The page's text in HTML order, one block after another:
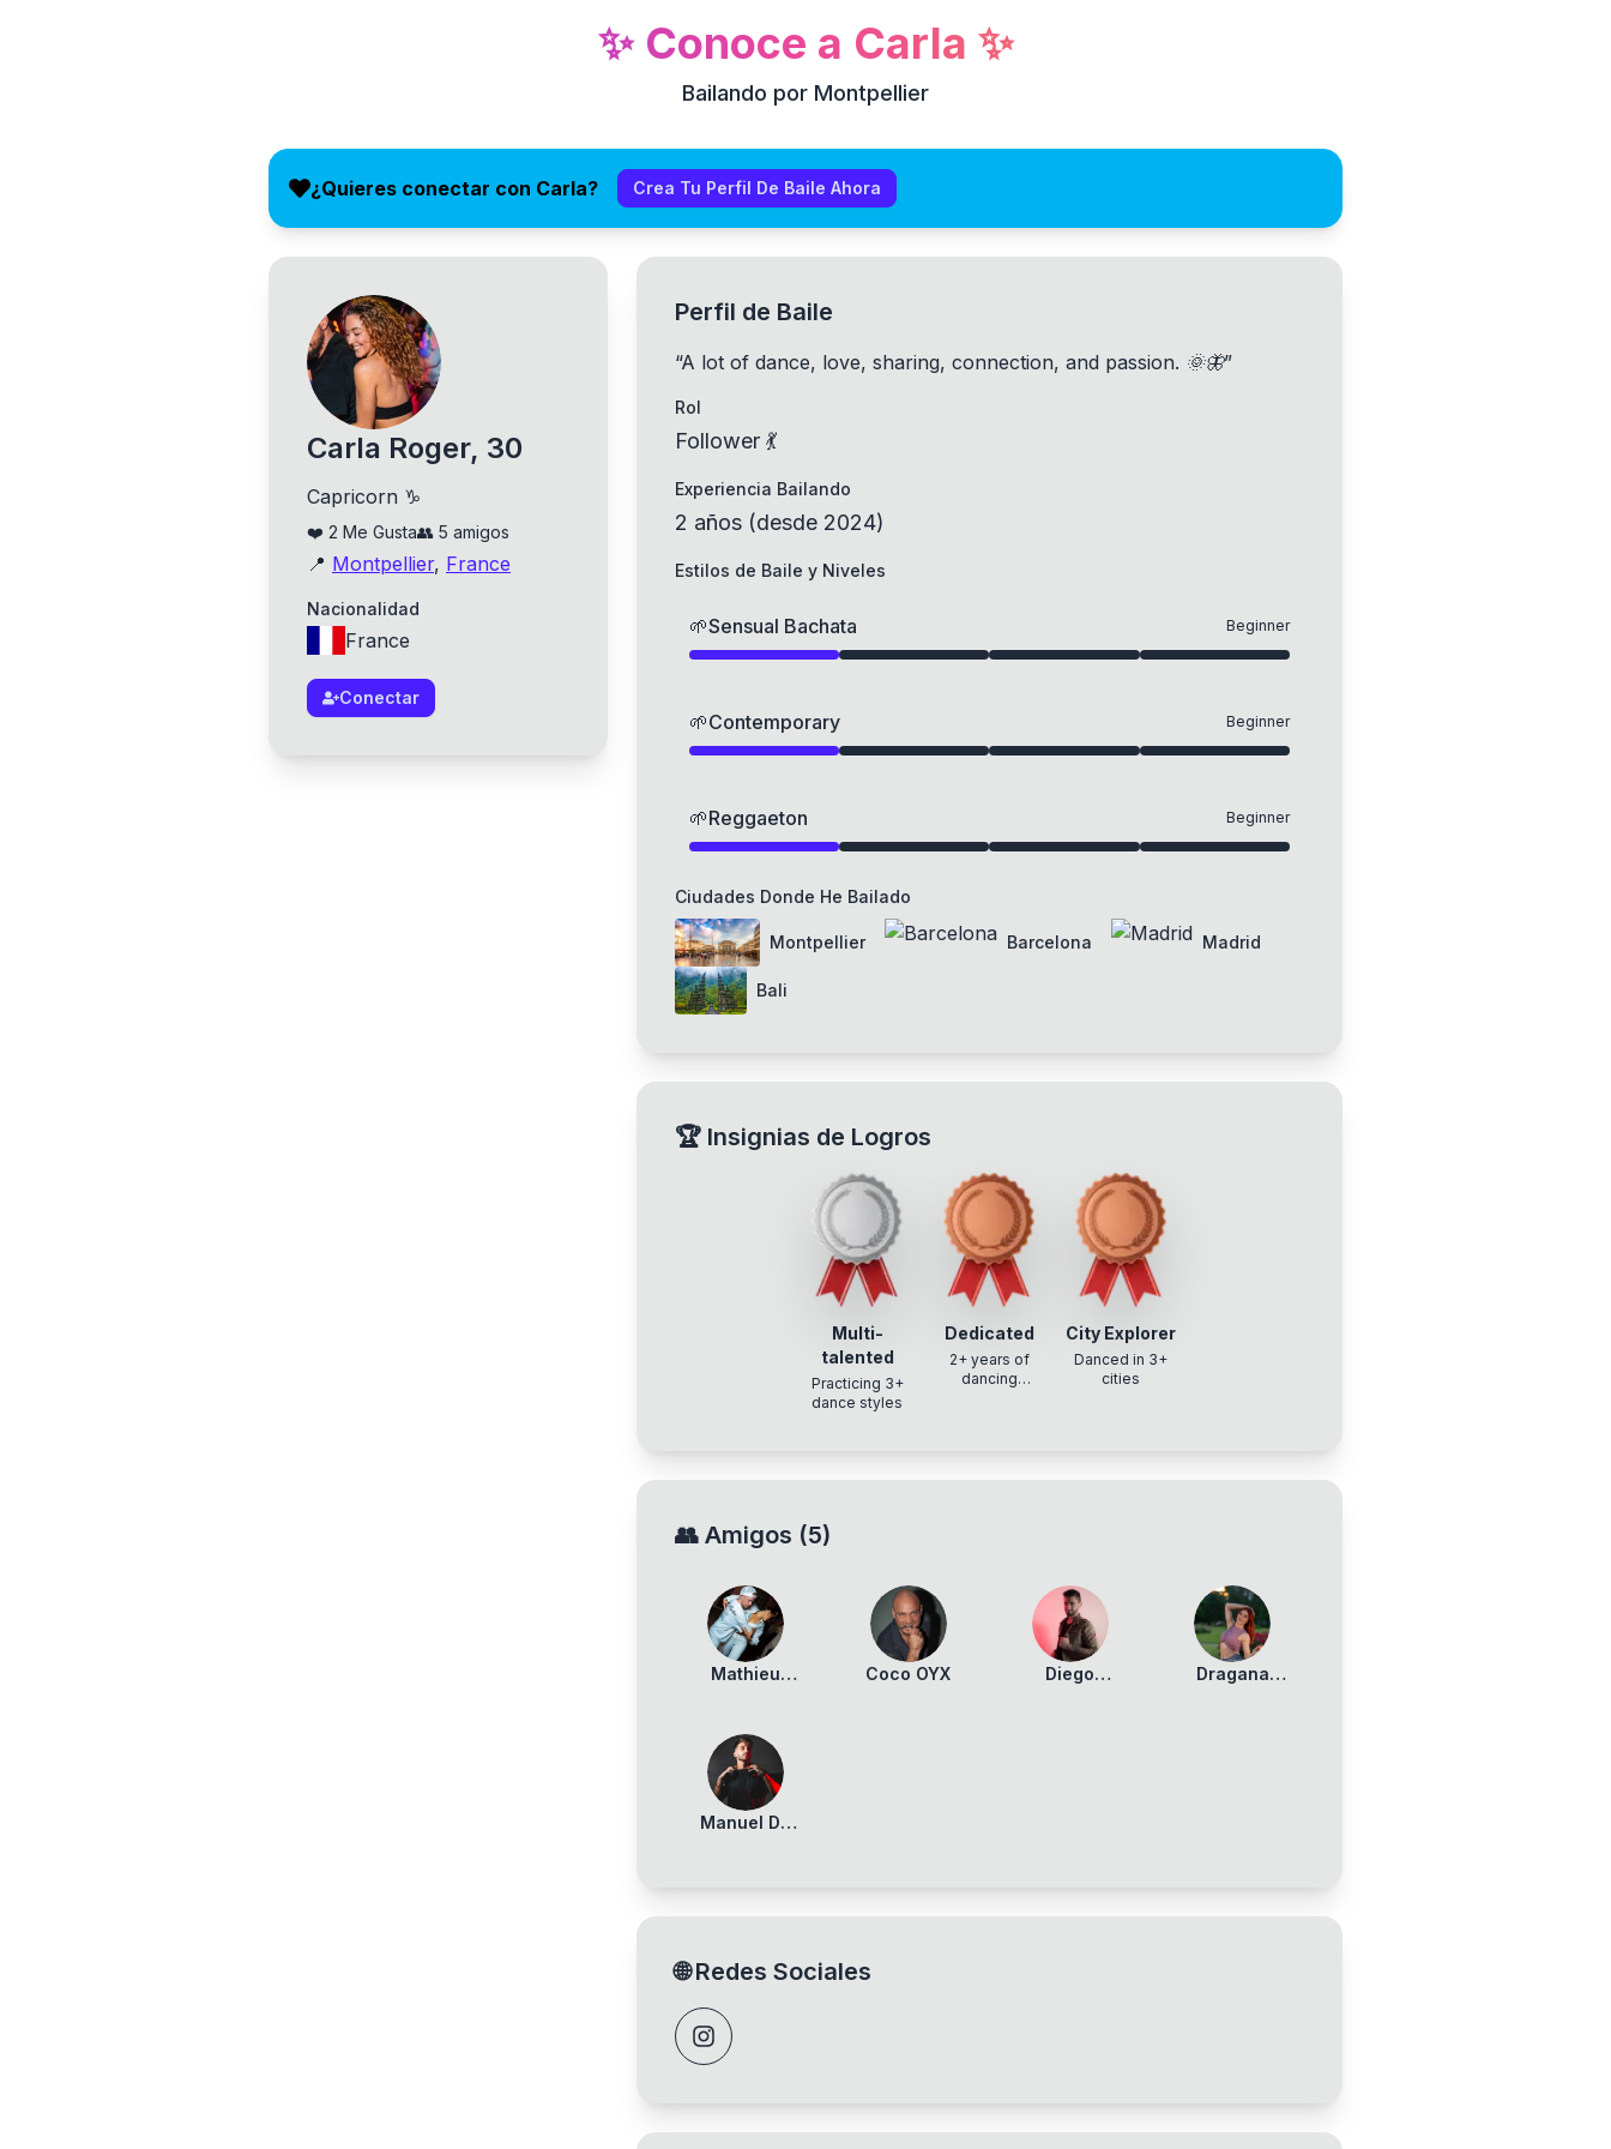
✨ Conoce a Carla ✨
Bailando por Montpellier
¿Quieres conectar con Carla? Crea Tu Perfil De Baile Ahora
Carla Roger, 30
Capricorn ♑
❤️ 2 Me Gusta👥 5 amigos
📍 Montpellier, France
Nacionalidad
France
Conectar
Perfil de Baile
“A lot of dance, love, sharing, connection, and passion. 🌞🦋”
Rol
Follower 💃
Experiencia Bailando
2 años(desde 2024)
Estilos de Baile y Niveles
🌱Sensual Bachata Beginner
🌱Contemporary Beginner
🌱Reggaeton Beginner
Ciudades Donde He Bailado
Montpellier Barcelona Madrid
Bali
🏆 Insignias de Logros
Multi-
talented
Practicing 3+
dance styles
Dedicated
2+ years of
dancing
City Explorer
Danced in 3+
cities
👥 Amigos (5)
Mathieu
Coco OYX
Diego
Dragana
Manuel DJ
🌐Redes Sociales